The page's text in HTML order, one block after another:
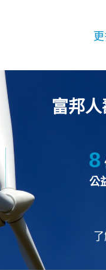
富邦
8
公